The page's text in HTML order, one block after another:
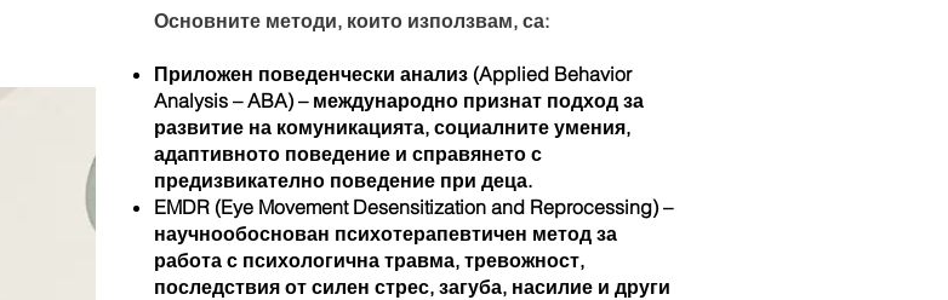
Основните методи, които използвам, са:
Приложен поведенчески анализ (Applied Behavior
Analysis – ABA) – международно признат подход за
развитие на комуникацията, социалните умения,
адаптивното поведение и справянето с
предизвикателно поведение при деца.
EMDR (Eye Movement Desensitization and Reprocessing) –
научнообоснован психотерапевтичен метод за
работа с психологична травма, тревожност,
последствия от силен стрес, загуба, насилие и други